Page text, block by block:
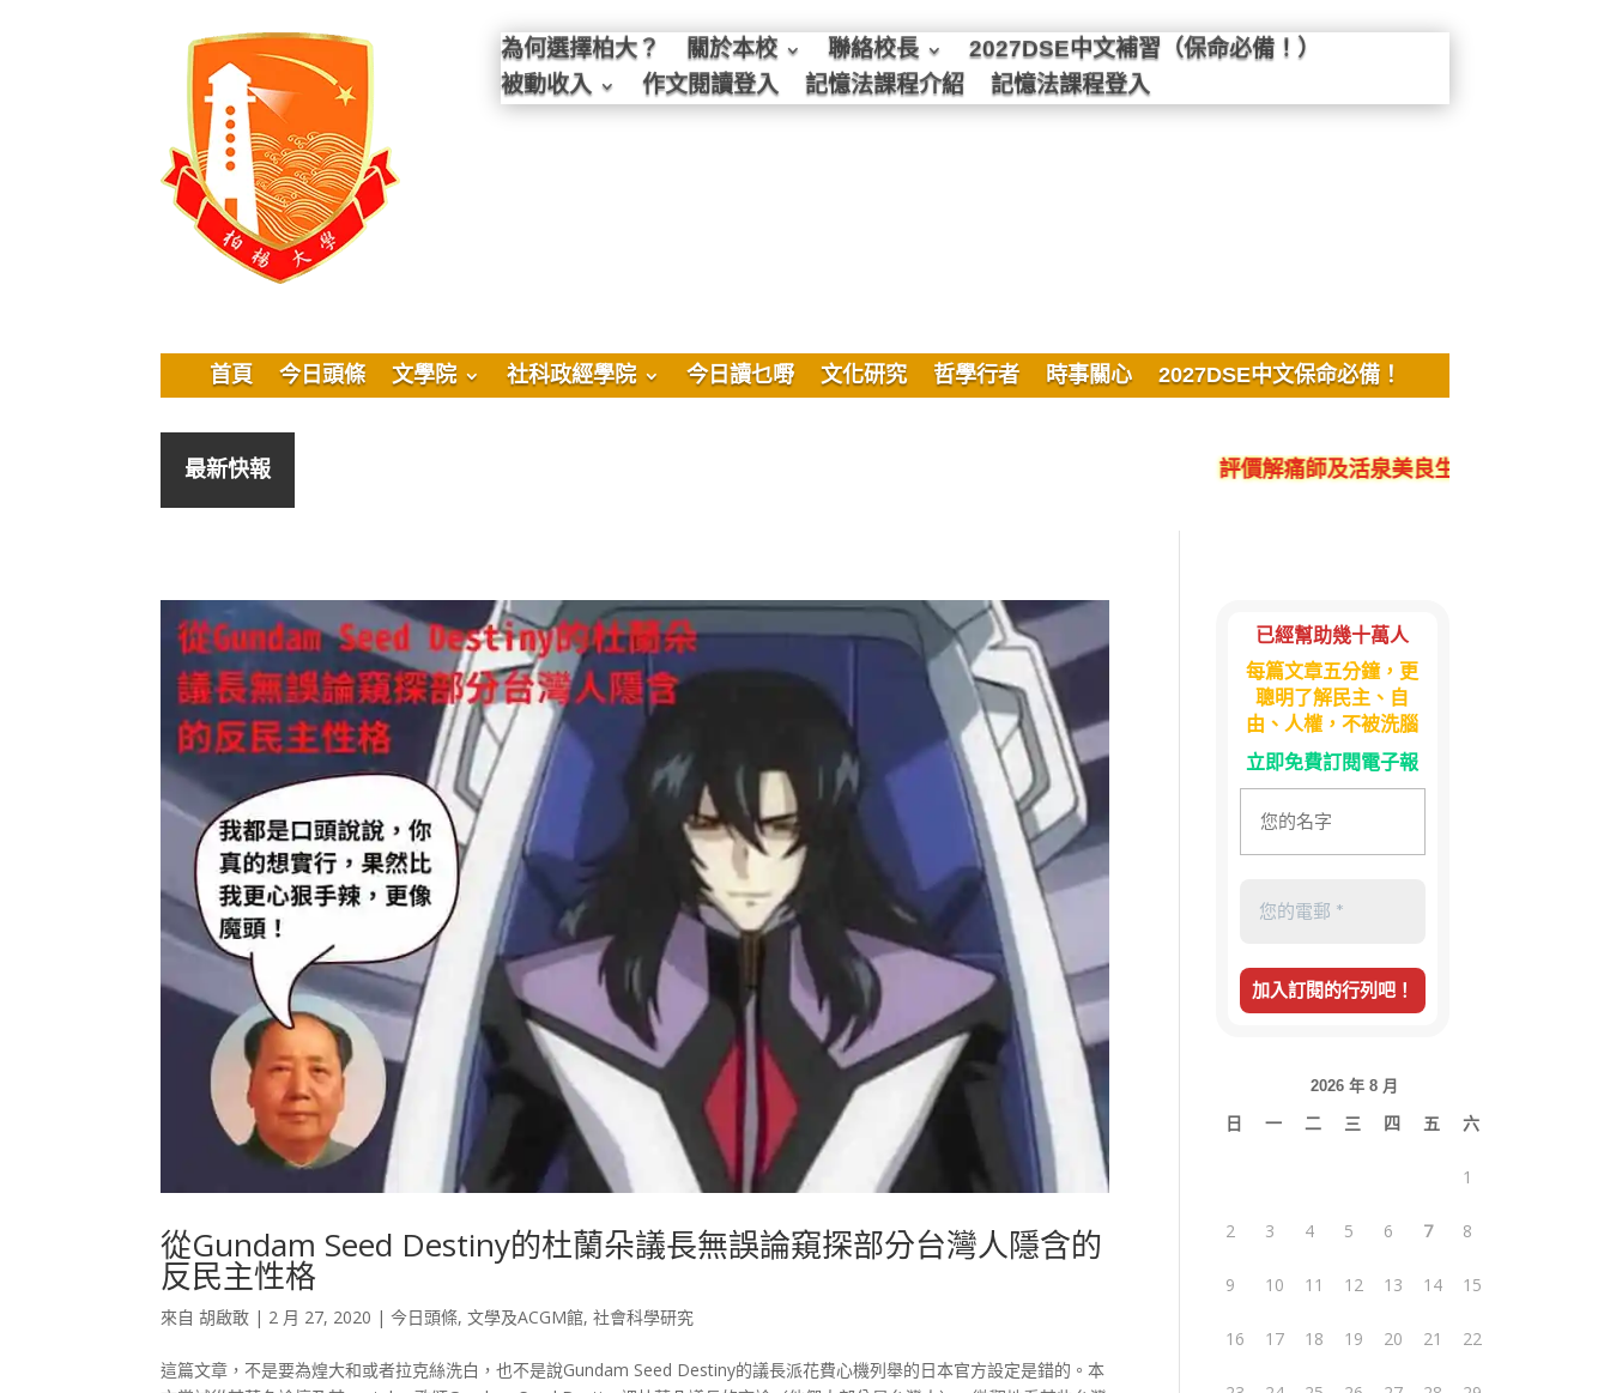
為何選擇柏大？ 關於本校 聯絡校長
2027DSE中文補習（保命必備！）
被動收入
作文閱讀登入 記憶法課程介紹 記憶法課程登入
首頁 今日頭條 文學院 社科政經學院 今日讀乜嘢 文化研究 哲學行者 時事關心 2027DSE中文保命必備！
最新快報 評價解痛師及活泉美良生館的不良銷售、呃
從Gundam Seed Destiny的杜蘭朵議長無誤論窺探部分台灣人隱含的
反民主性格
來自胡啟敢 | 2 月 27, 2020 |今日頭條,文學及ACGM館,社會科學研究
這篇文章，不是要為煌大和或者拉克絲洗白，也不是說Gundam Seed Destiny的議長派花費心機列舉的日本官方設定是錯的。本
已經幫助幾十萬人
每篇文章五分鐘，更
聰明了解民主、自
由、人權，不被洗腦
立即免費訂閱電子報
2026 年 8 月
日 一 二 三 四 五 六
1
2 3 4 5 6 7 8
9 10 11 12 13 14 15
16 17 18 19 20 21 22